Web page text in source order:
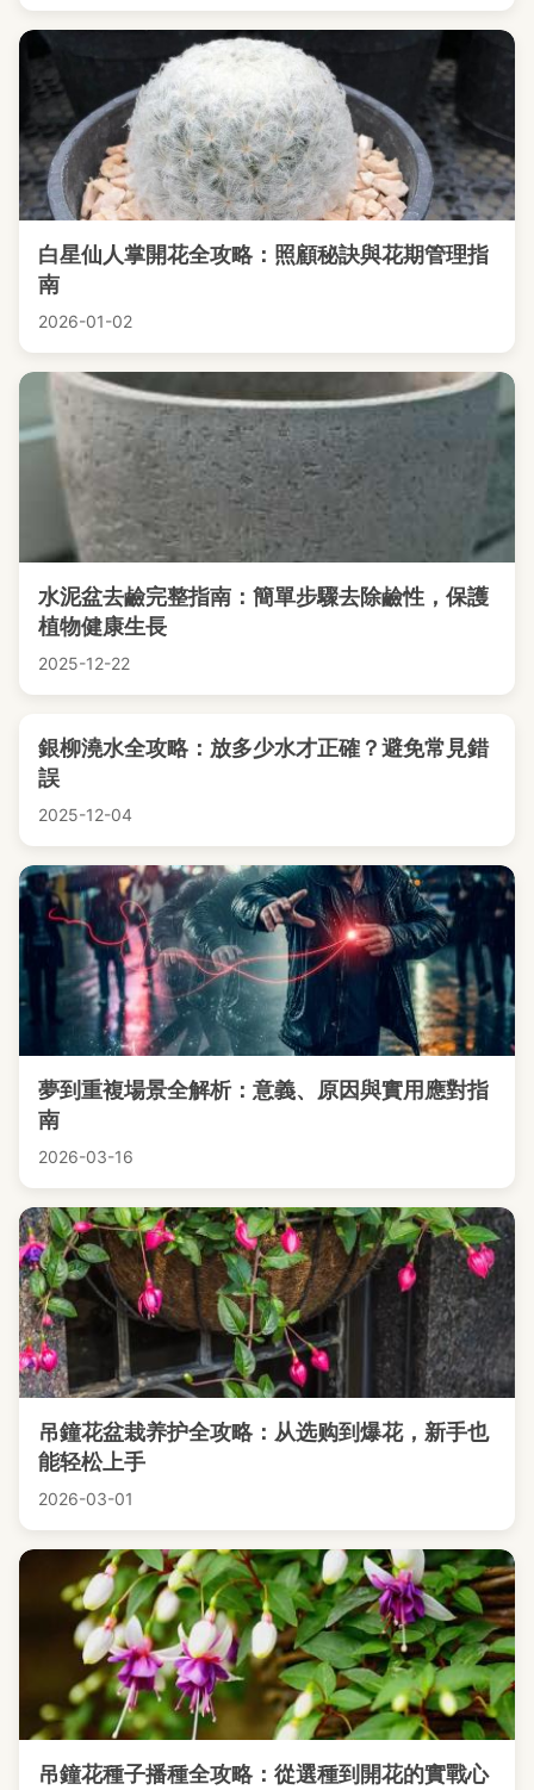
白星仙人掌開花全攻略：照顧秘訣與花期管理指
南
2026-01-02
水泥盆去鹼完整指南：簡單步驟去除鹼性，保護
植物健康生長
2025-12-22
銀柳澆水全攻略：放多少水才正確？避免常見錯
誤
2025-12-04
夢到重複場景全解析：意義、原因與實用應對指
南
2026-03-16
吊鐘花盆栽养护全攻略：从选购到爆花，新手也
能轻松上手
2026-03-01
吊鐘花種子播種全攻略：從選種到開花的實戰心